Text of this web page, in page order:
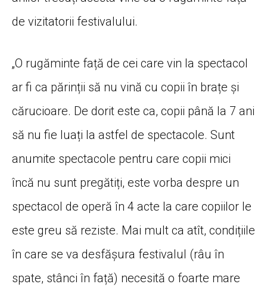
de vizitatorii festivalului.
„O rugăminte față de cei care vin la spectacol
ar fi ca părinții să nu vină cu copii în brațe și
cărucioare. De dorit este ca, copii până la 7 ani
să nu fie luați la astfel de spectacole. Sunt
anumite spectacole pentru care copii mici
încă nu sunt pregătiți, este vorba despre un
spectacol de operă în 4 acte la care copiilor le
este greu să reziste. Mai mult ca atît, condițiile
în care se va desfășura festivalul (râu în
spate, stânci în față) necesită o foarte mare